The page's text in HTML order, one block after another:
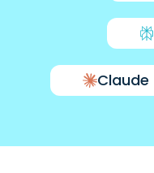
Claude